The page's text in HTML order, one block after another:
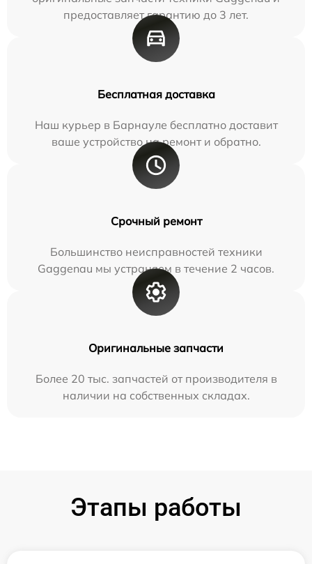
предоставляет гарантию до 3 лет.
Бесплатная доставка
Наш курьер в Барнауле бесплатно доставит
ваше устройство на ремонт и обратно.
Срочный ремонт
Большинство неисправностей техники
Gaggenau мы устраняем в течение 2 часов.
Оригинальные запчасти
Более 20 тыс. запчастей от производителя в
наличии на собственных складах.
Этапы работы